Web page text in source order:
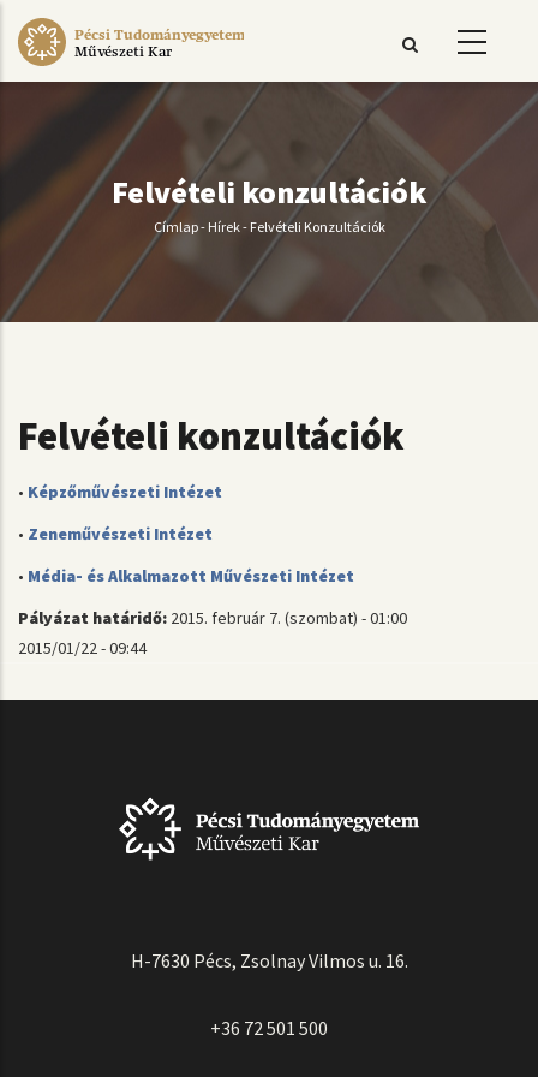
Ugrás
Pécsi Tudományegyetem
Művészeti Kar
Felvételi konzultációk
Morzsa
Címlap- Hírek- Felvételi Konzultációk
Felvételi konzultációk
• Képzőművészeti Intézet
• Zeneművészeti Intézet
• Média- és Alkalmazott Művészeti Intézet
Pályázat határidő: 2015. február 7. (szombat) - 01:00
2015/01/22 - 09:44
H-7630 Pécs, Zsolnay Vilmos u. 16.
+36 72 501 500